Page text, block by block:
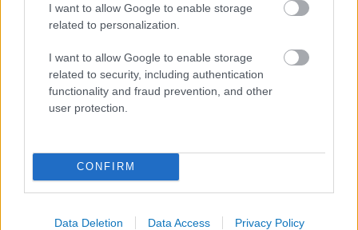
I want to allow Google to enable storage
related to personalization.
I want to allow Google to enable storage
related to security, including authentication
functionality and fraud prevention, and other
user protection.
CONFIRM
Data Deletion Data Access Privacy Policy
Kedves, egyszerű, bájos
formái könnyen megjegyezhetőek a
legkisebbek számára, de mégsem
"buták" vagy túl egyszerűek.